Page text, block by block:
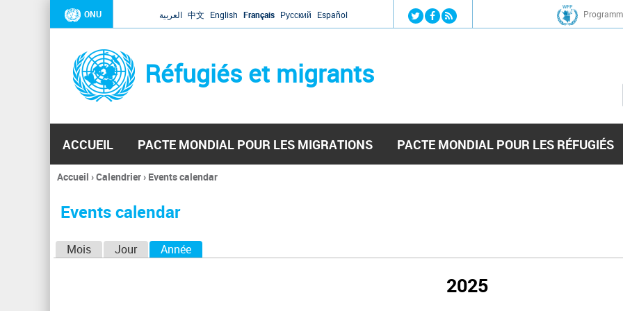
Jump to navigation
ONU العربية 中文 English Français Русский Español
Réfugiés et migrants
ACCUEIL PACTE MONDIAL POUR LES MIGRATIONS PACTE MONDIAL POUR LES RÉFUGIÉS
Vous
ici
Accueil ›Calendrier› Events calendar
Events calendar
Mois Jour Année
2025